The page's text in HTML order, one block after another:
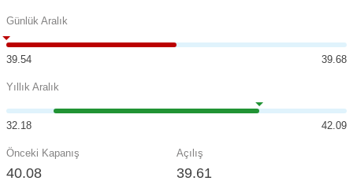
Günlük Aralık
39.54 39.68
Yıllık Aralık
32.18 42.09
Önceki Kapanış
40.08
Açılış
39.61